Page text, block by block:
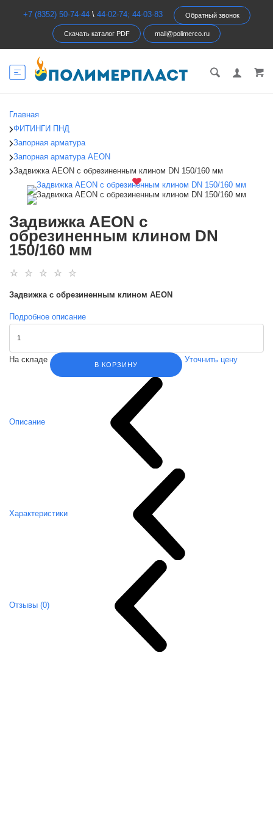
+7 (8352) 50-74-44\ 44-02-74; 44-03-83 Обратный звонок
Скачать каталог PDF mail@polimerco.ru
Главная
ФИТИНГИ ПНД
Запорная арматура
Запорная арматура AEON
Задвижка AEON с обрезиненным клином DN 150/160 мм
Задвижка AEON с
обрезиненным клином DN
150/160 мм
Задвижка с обрезиненным клином AEON
Подробное описание
На складе
В КОРЗИНУ
Уточнить цену
Описание
Характеристики
Отзывы (0)